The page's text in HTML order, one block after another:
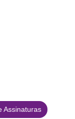
Assinaturas